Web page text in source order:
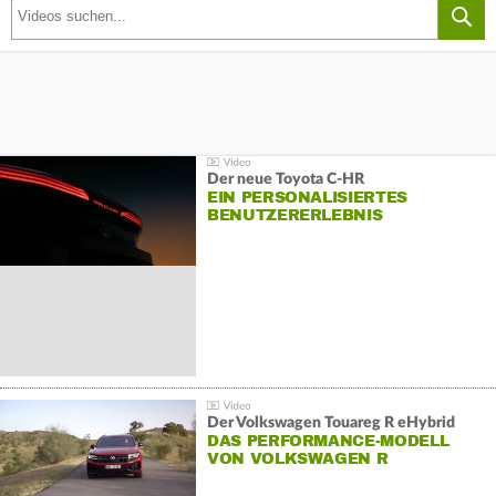
Der neue Toyota C-HR
EIN PERSONALISIERTES
BENUTZERERLEBNIS
Der Volkswagen Touareg R eHybrid
DAS PERFORMANCE-MODELL
VON VOLKSWAGEN R